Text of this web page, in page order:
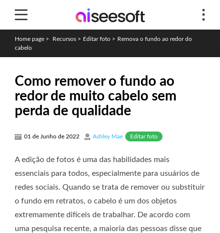
Home page > Recursos > Editar foto > Remova o fundo ao redor do
cabelo
Como remover o fundo ao
redor de muito cabelo sem
perda de qualidade
01 de Junho de 2022 Ashley Mae Editar foto
A edição de fotos é uma das habilidades mais
essenciais para todos, especialmente para usuários de
redes sociais. Quando se trata de remover ou substituir
o fundo em retratos, o cabelo é um dos objetos
extremamente difíceis de trabalhar. De acordo com
uma pesquisa recente, a maioria das pessoas disse que